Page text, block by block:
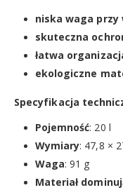
niska waga przy
skuteczna
łatwa
ekologiczne
Specyfikacja
Pojemność: 20 l
Wymiary: 47,8 ×
Waga: 91 g
Materiał